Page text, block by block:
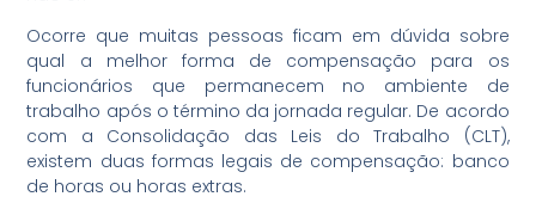
Ocorre que muitas pessoas ficam em dúvida sobre
qual a melhor forma de compensação para os
funcionários que permanecem no ambiente de
trabalho após o término da jornada regular. De acordo
com a Consolidação das Leis do Trabalho (CLT),
existem duas formas legais de compensação: banco
de horas ou horas extras.